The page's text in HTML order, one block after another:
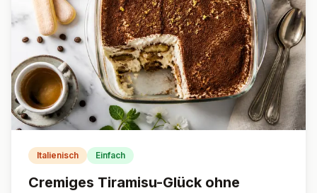
Italienisch Einfach
Cremiges Tiramisu-Glück ohne